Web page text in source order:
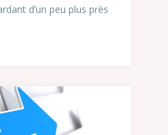
d’un peu plus près